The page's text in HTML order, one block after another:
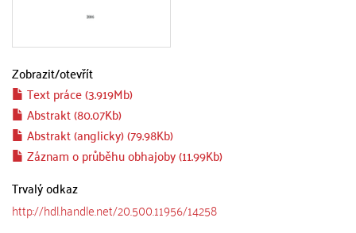
Zobrazit/otevřít
Text práce (3.919Mb)
Abstrakt (80.07Kb)
Abstrakt (anglicky) (79.98Kb)
Záznam o průběhu obhajoby (11.99Kb)
Trvalý odkaz
http://hdl.handle.net/20.500.11956/14258